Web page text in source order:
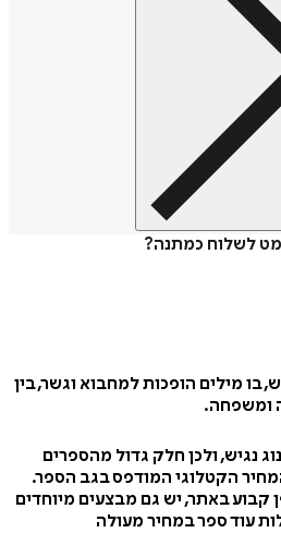
לשלוח כמתנה?
בו מילים הופכות למחבוא וגשר, בין
ומשפחה.
נגיש, ולכן חלק גדול מהספרים
הקטלוגי המודפס בגב הספר.
קבוע באתר, יש גם מבצעים מיוחדים
עוד ספר במחיר מעולה